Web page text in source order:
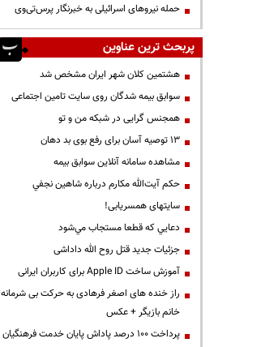
حمله نیروهای اسرائیلی به خبرنگار پرس‌تی‌وی
پربحث ترین عناوین
هشتمین کلان شهر ایران مشخص شد
سوابق بیمه شدگان روی سایت تامین اجتماعی
همجنس گرایی در شبکه من و تو
13 توصیه آسان برای رفع بوی بد دهان
مشاهده سامانه آنلاين سوابق بیمه
حكم آيت‌الله مكارم درباره شاهين نجفي
سایتهای همسریابی!
دعايي كه قطعا مستجاب مي‌شود
جزئیات جدید قتل روح الله داداشی
آموزش ساخت Apple ID برای کاربران ایرانی
راز خنده های اصغر فرهادی به حرکت بی شرمانه
خانم بازیگر + عکس
پرداخت ۱۰۰ درصد پاداش پایان خدمت فرهنگیان